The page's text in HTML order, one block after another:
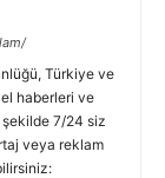
Türkiye ve
haberleri ve
7/24 siz
veya reklam